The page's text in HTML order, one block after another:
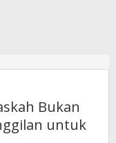
Bukan
untuk